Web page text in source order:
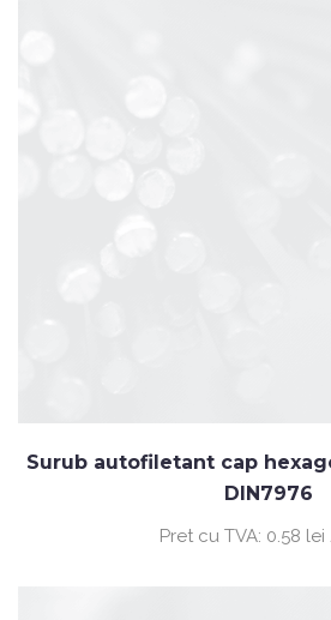
Surub autofiletant cap
DIN7976
Pret cu TVA: 0.58